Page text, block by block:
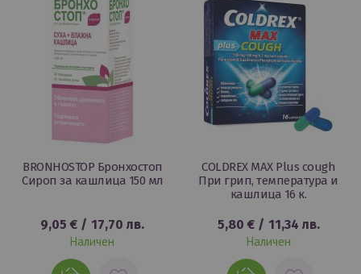
BRONHOSTOP Бронхостоп
Сироп за кашлица 150 мл
9,05 € / 17,70 лв.
Наличен
ДОБАВИ
COLDREX MAX Plus cough
При грип, температура и
кашлица 16 к.
5,80 €/ 11,34 лв.
Наличен
ДОБАВИ